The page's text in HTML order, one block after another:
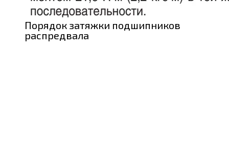
Порядок затяжки подшипников
распредвала